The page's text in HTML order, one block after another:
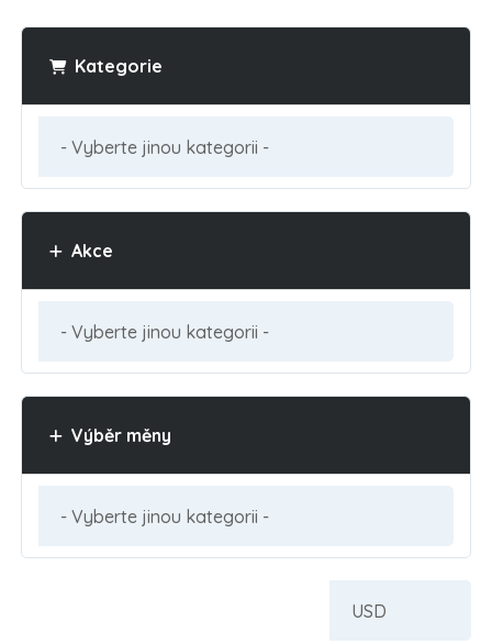
Kategorie
Akce
Výběr měny